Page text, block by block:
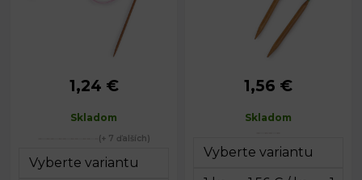
2; 2,25; 2,5; 2,75; 3;
4,5; 5; 5,5; 6; 6,5; 7;
lanka:
54 cm
1,24 €
Skladom
(+ 7 ďalších)
9; 10; 12
Dĺžka lanka:
53 cm
Celková
dĺžka:
cca 80 cm
1,56 €
Skladom